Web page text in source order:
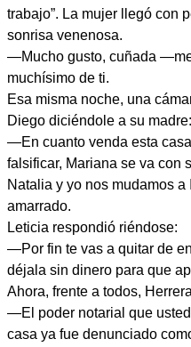
trabajo”. La mujer llegó con
sonrisa venenosa.
—Mucho gusto, cuñada
muchísimo de ti.
Esa misma noche, una
Diego diciéndole a su madre:
—En cuanto venda esta
falsificar, Mariana se va con
Natalia y yo nos mudamos
amarrado.
Leticia respondió riéndose:
—Por fin te vas a quitar de
déjala sin dinero para que
Ahora, frente a todos,
—El poder notarial que
casa ya fue denunciado